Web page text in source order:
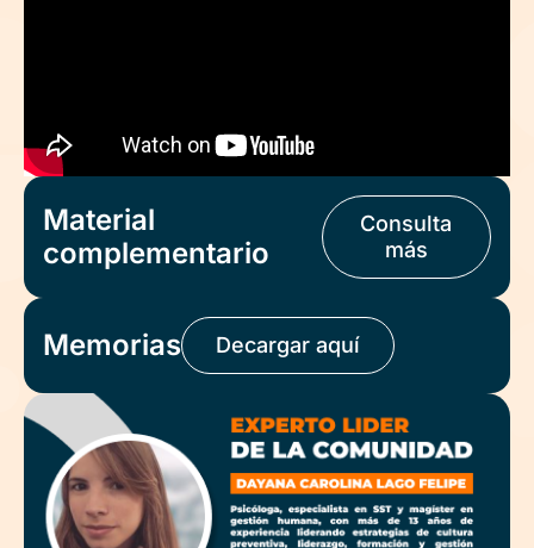
Material
complementario
Consulta
más
Memorias Decargar aquí